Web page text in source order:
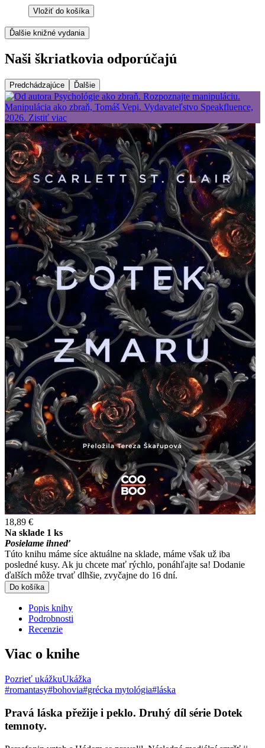
Vložiť do košíka
Ďalšie knižné vydania
Naši škriatkovia odporúčajú
Predchádzajúce Ďalšie
18,89 €
Na sklade 1 ks
Posielame ihneď
Túto knihu máme síce aktuálne na sklade, máme však už iba
posledné kusy. Ak ju chcete mať rýchlo, ponáhľajte sa! Dodanie
ďalších môže trvať dlhšie, zvyčajne do 16 dní.
Do košíka
Popis knihy
Podrobnosti
Recenzie
Viac o knihe
Pozrieť ukážkuUkážka
#romantasy#bohovia#grécka mytológia#láska
Pravá láska přežije i peklo. Druhý díl série Dotek
temnoty.